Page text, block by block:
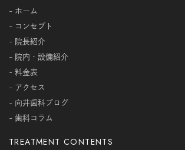
- ホーム
- コンセプト
- 院長紹介
- 院内・設備紹介
- 料金表
- アクセス
- 向井歯科ブログ
- 歯科コラム
TREATMENT CONTENTS